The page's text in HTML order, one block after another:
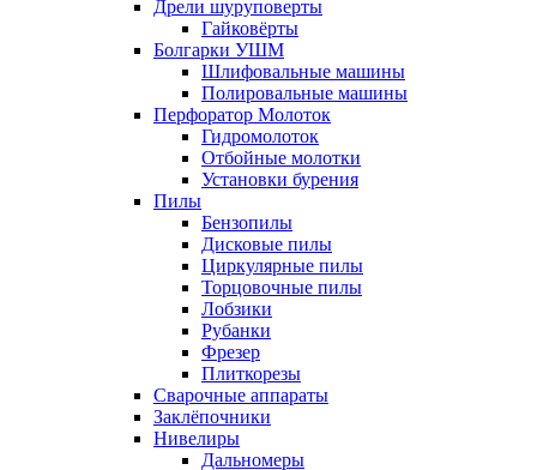
Дрели шуруповерты
Гайковёрты
Болгарки УШМ
Шлифовальные машины
Полировальные машины
Перфоратор Молоток
Гидромолоток
Отбойные молотки
Установки бурения
Пилы
Бензопилы
Дисковые пилы
Циркулярные пилы
Торцовочные пилы
Лобзики
Рубанки
Фрезер
Плиткорезы
Сварочные аппараты
Заклёпочники
Нивелиры
Дальномеры